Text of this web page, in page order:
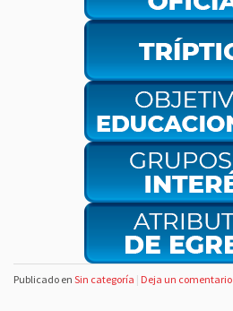
Publicado en Sin categoría | Deja un comentario